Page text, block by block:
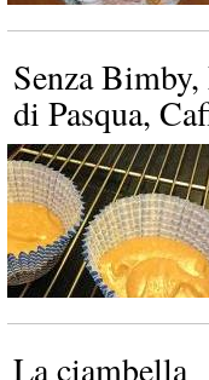
Senza
di Pasqua,
La ciambella